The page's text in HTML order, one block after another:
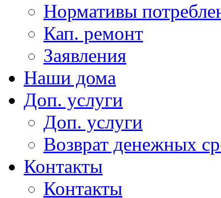
Нормативы
Кап. ремонт
Заявления
Наши дома
Доп. услуги
Доп. услуги
Возврат денежных
Контакты
Контакты